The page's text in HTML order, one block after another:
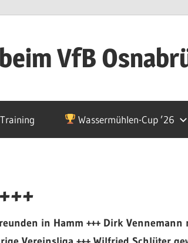
VfB
Training Wassermühlen-Cup ’26
in Hamm +++ Dirk